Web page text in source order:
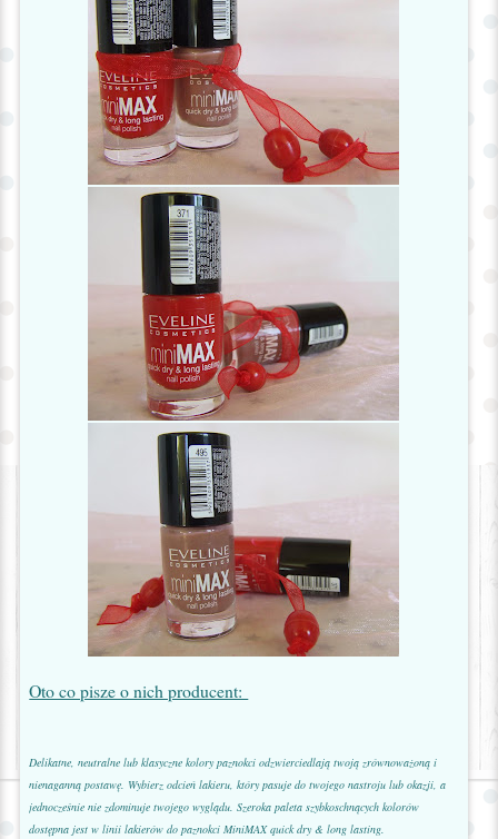
Oto co pisze o nich producent:
Delikatne, neutralne lub klasyczne kolory paznokci odzwierciedlają twoją zrównoważoną i
nienaganną postawę. Wybierz odcień lakieru, który pasuje do twojego nastroju lub okazji, a
jednocześnie nie zdominuje twojego wyglądu. Szeroka paleta szybkoschnących kolorów
dostępna jest w linii lakierów do paznokci MiniMAX quick dry & long lasting.